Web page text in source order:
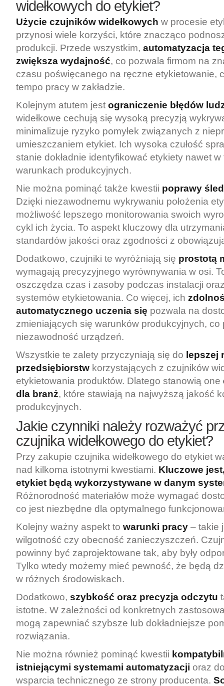
widełkowych do etykiet?
Użycie czujników widełkowych w procesie
przynosi wiele korzyści, które znacząco
produkcji. Przede wszystkim, automatyzacja
zwiększa wydajność, co pozwala firmom na
czasu poświęcanego na ręczne etykietowanie,
tempo pracy w zakładzie.
Kolejnym atutem jest ograniczenie błędów
widełkowe cechują się wysoką precyzją
minimalizuje ryzyko pomyłek związanych z
umieszczaniem etykiet. Ich wysoka czułość
stanie dokładnie identyfikować etykiety nawet
warunkach produkcyjnych.
Nie można pominąć także kwestii poprawy
Dzięki niezawodnemu wykrywaniu położenia
możliwość lepszego monitorowania swoich
cykl ich życia. To aspekt kluczowy dla
standardów jakości oraz zgodności z
Dodatkowo, czujniki te wyróżniają się prostotą
wymagają precyzyjnego wyrównywania w osi.
oszczędza czas i zasoby podczas instalacji
systemów etykietowania. Co więcej, ich
automatycznego uczenia się pozwala na
zmieniających się warunków produkcyjnych, co
niezawodność urządzeń.
Wszystkie te zalety przyczyniają się do lepszej
przedsiębiorstw korzystających z czujników
etykietowania produktów. Dlatego stanowią one
dla branż, które stawiają na najwyższą jakość
produkcyjnych.
Jakie czynniki należy rozważyć
czujnika widełkowego do etykiet?
Przy zakupie czujnika widełkowego do etykiet
nad kilkoma istotnymi kwestiami. Kluczowe
etykiet będą wykorzystywane w danym
Różnorodność materiałów może wymagać
co jest niezbędne dla optymalnego
Kolejny ważny aspekt to warunki pracy – takie
wilgotność czy obecność zanieczyszczeń.
powinny być zaprojektowane tak, aby były
Tylko wtedy możemy mieć pewność, że będą
w różnych środowiskach.
Dodatkowo, szybkość oraz precyzja odczytu
istotne. W zależności od konkretnych
mogą zapewniać szybsze lub dokładniejsze
rozwiązania.
Nie można również pominąć kwestii
istniejącymi systemami automatyzacji oraz
wsparcia technicznego ze strony producenta.